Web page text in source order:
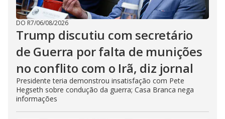
DO R7/06/08/2026
Trump discutiu com secretário
de Guerra por falta de munições
no conflito com o Irã, diz jornal
Presidente teria demonstrou insatisfação com Pete
Hegseth sobre condução da guerra; Casa Branca nega
informações